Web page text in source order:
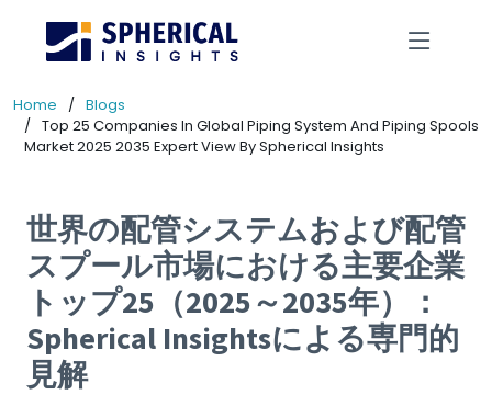
Home
Blogs
Top 25 Companies In Global Piping System And Piping Spools
Market 2025 2035 Expert View By Spherical Insights
世界の配管システムおよび配管
スプール市場における主要企業
トップ25（2025～2035年）：
Spherical Insightsによる専門的
見解